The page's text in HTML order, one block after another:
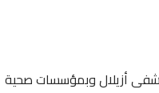
أزيلال وبمؤسسات صحية